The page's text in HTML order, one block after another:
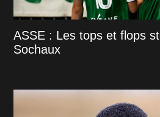
ASSE : Les tops et flops
Sochaux